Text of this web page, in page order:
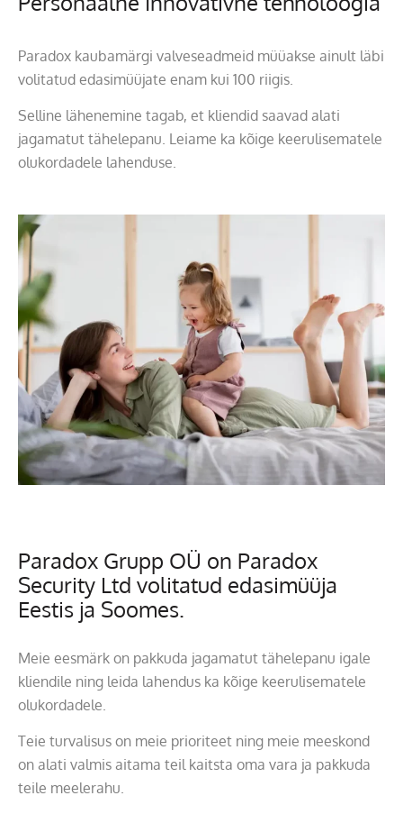
Paradox kaubamärgi valveseadmeid müüakse ainult läbi
volitatud edasimüüjate enam kui 100 riigis.
Selline lähenemine tagab, et kliendid saavad alati
jagamatut tähelepanu. Leiame ka kõige keerulisematele
olukordadele lahenduse.
Paradox Grupp OÜ on Paradox
Security Ltd volitatud edasimüüja
Eestis ja Soomes.
Meie eesmärk on pakkuda jagamatut tähelepanu igale
kliendile ning leida lahendus ka kõige keerulisematele
olukordadele.
Teie turvalisus on meie prioriteet ning meie meeskond
on alati valmis aitama teil kaitsta oma vara ja pakkuda
teile meelerahu.